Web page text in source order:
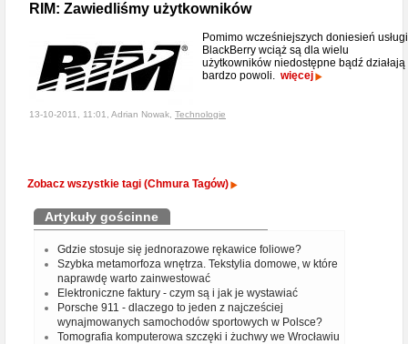
RIM: Zawiedliśmy użytkowników
Pomimo wcześniejszych doniesień usługi
BlackBerry wciąż są dla wielu
użytkowników niedostępne bądź działają
bardzo powoli. więcej
13-10-2011, 11:01, Adrian Nowak, Technologie
Zobacz wszystkie tagi (Chmura Tagów)
Artykuły gościnne
Gdzie stosuje się jednorazowe rękawice foliowe?
Szybka metamorfoza wnętrza. Tekstylia domowe, w które
naprawdę warto zainwestować
Elektroniczne faktury - czym są i jak je wystawiać
Porsche 911 - dlaczego to jeden z najcześciej
wynajmowanych samochodów sportowych w Polsce?
Tomografia komputerowa szczęki i żuchwy we Wrocławiu